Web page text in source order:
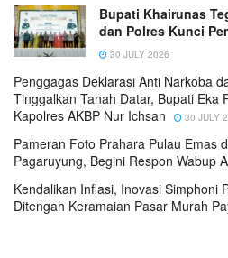
Bupati Khairunas
dan Polres Kunci
30 JULY 2026
Penggagas Deklarasi Anti Narkoba
Tinggalkan Tanah Datar, Bupati Eka
Kapolres AKBP Nur Ichsan
30 JULY
Pameran Foto Prahara Pulau Emas
Pagaruyung, Begini Respon Wabup
Kendalikan Inflasi, Inovasi Simphoni
Ditengah Keramaian Pasar Murah